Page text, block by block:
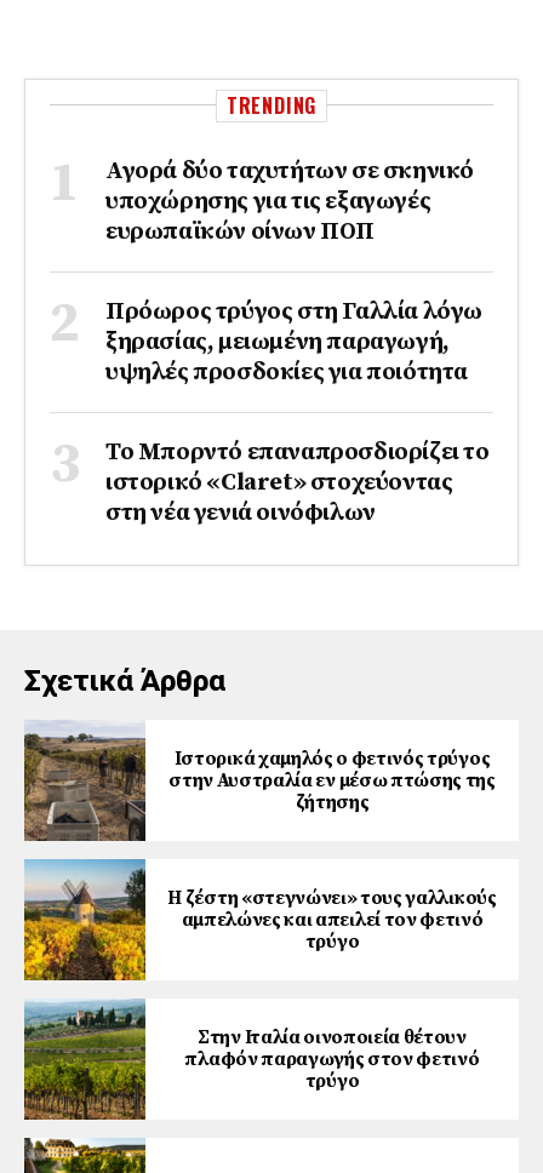
TRENDING
Αγορά δύο ταχυτήτων σε σκηνικό
υποχώρησης για τις εξαγωγές
ευρωπαϊκών οίνων ΠΟΠ
Πρόωρος τρύγος στη Γαλλία λόγω
ξηρασίας, μειωμένη παραγωγή,
υψηλές προσδοκίες για ποιότητα
Το Μπορντό επαναπροσδιορίζει το
ιστορικό «Claret» στοχεύοντας
στη νέα γενιά οινόφιλων
Σχετικά Άρθρα
Ιστορικά χαμηλός ο φετινός τρύγος
στην Αυστραλία εν μέσω πτώσης της
ζήτησης
Η ζέστη «στεγνώνει» τους γαλλικούς
αμπελώνες και απειλεί τον φετινό
τρύγο
Στην Ιταλία οινοποιεία θέτουν
πλαφόν παραγωγής στον φετινό
τρύγο